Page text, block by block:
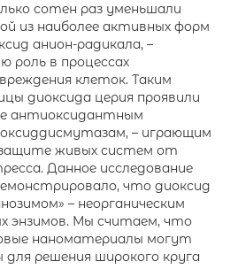
сотен раз уменьшали
из наиболее активных форм
анион-радикала, –
роль в процессах
клеток. Таким
диоксида церия проявили
антиоксидантным
– играющим
живых систем от
Данное исследование
что диоксид
– неорганическим
энзимов. Мы считаем, что
наноматериалы могут
решения широкого круга